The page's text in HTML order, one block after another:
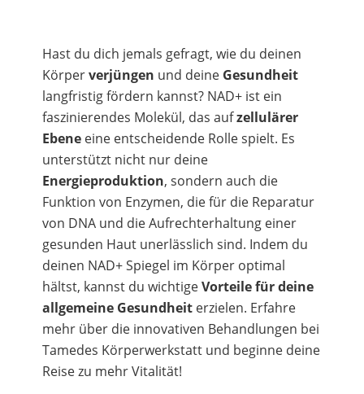
Hast du dich jemals gefragt, wie du deinen
Körperverjüngen und deine Gesundheit
langfristig fördern kannst? NAD+ ist ein
faszinierendes Molekül, das aufzellulärer
Ebeneeine entscheidende Rolle spielt. Es
unterstützt nicht nur deine
Energieproduktion, sondern auch die
Funktion von Enzymen, die für die Reparatur
von DNA und die Aufrechterhaltung einer
gesunden Haut unerlässlich sind. Indem du
deinen NAD+ Spiegel im Körper optimal
hältst, kannst du wichtigeVorteile für deine
allgemeine Gesundheiterzielen. Erfahre
mehr über die innovativen Behandlungen bei
Tamedes Körperwerkstatt und beginne deine
Reise zu mehr Vitalität!